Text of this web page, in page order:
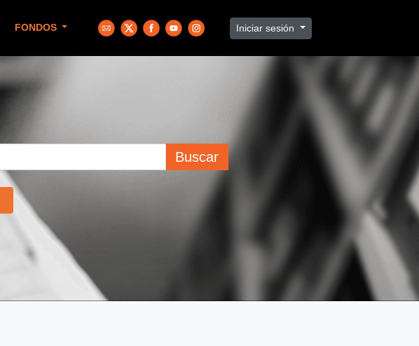
FONDOS Iniciar sesión
Buscar